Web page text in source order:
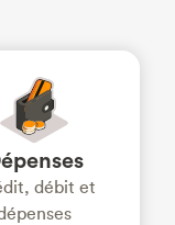
débit et